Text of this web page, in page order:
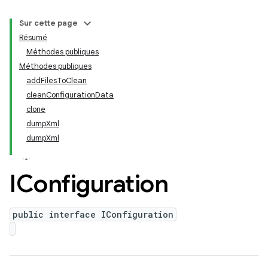
Sur cette page
Résumé
Méthodes publiques
Méthodes publiques
addFilesToClean
cleanConfigurationData
clone
dumpXml
dumpXml
IConfiguration
public interface IConfiguration